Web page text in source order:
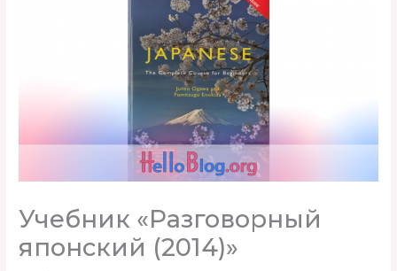
Учебник «Разговорный
японский (2014)»